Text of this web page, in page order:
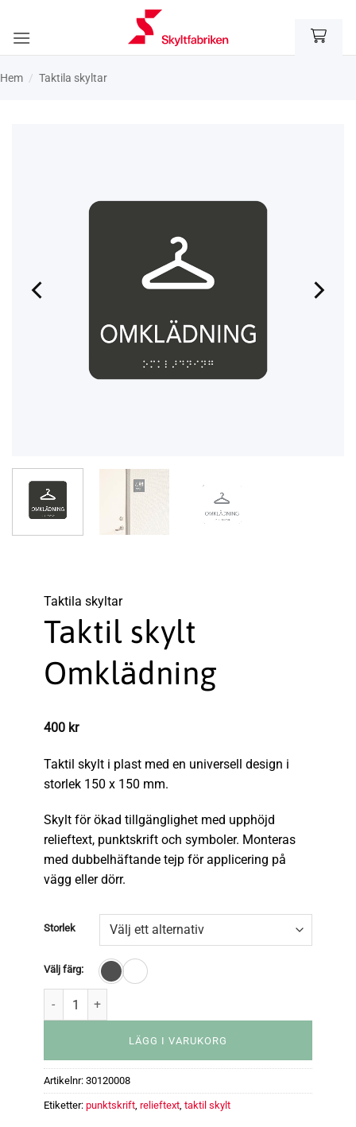
content
Hem / Taktila skyltar
Taktila skyltar
Taktil skylt
Omklädning
400 kr
Taktil skylt i plast med en universell design i
storlek 150 x 150 mm.
Skylt för ökad tillgänglighet med upphöjd
relieftext, punktskrift och symboler. Monteras
med dubbelhäftande tejp för applicering på
vägg eller dörr.
Storlek
Välj färg:
LÄGG I VARUKORG
Artikelnr: 30120008
Etiketter: punktskrift, relieftext, taktil skylt